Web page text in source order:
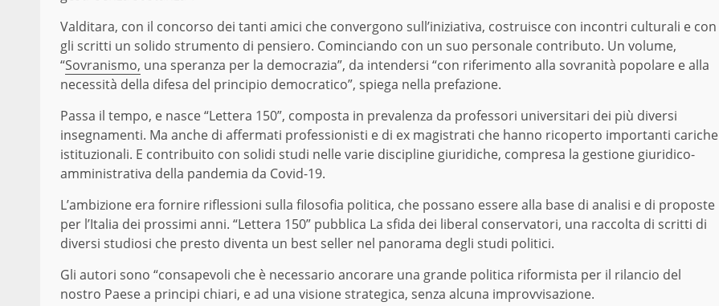
Valditara, con il concorso dei tanti amici che convergono sull’iniziativa, costruisce con incontri culturali e con
gli scritti un solido strumento di pensiero. Cominciando con un suo personale contributo. Un volume,
“Sovranismo, una speranza per la democrazia”, da intendersi “con riferimento alla sovranità popolare e alla
necessità della difesa del principio democratico”, spiega nella prefazione.
Passa il tempo, e nasce “Lettera 150”, composta in prevalenza da professori universitari dei più diversi
insegnamenti. Ma anche di affermati professionisti e di ex magistrati che hanno ricoperto importanti cariche
istituzionali. E contribuito con solidi studi nelle varie discipline giuridiche, compresa la gestione giuridico-
amministrativa della pandemia da Covid-19.
L’ambizione era fornire riflessioni sulla filosofia politica, che possano essere alla base di analisi e di proposte
per l’Italia dei prossimi anni. “Lettera 150” pubblica La sfida dei liberal conservatori, una raccolta di scritti di
diversi studiosi che presto diventa un best seller nel panorama degli studi politici.
Gli autori sono “consapevoli che è necessario ancorare una grande politica riformista per il rilancio del
nostro Paese a principi chiari, e ad una visione strategica, senza alcuna improvvisazione.